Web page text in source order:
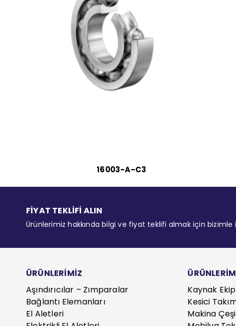
16003-A-C3
FİYAT TEKLİFİ ALIN
Ürünlerimiz hakkında bilgi ve fiyat teklifi almak için
ÜRÜNLERİMİZ
Aşındırıcılar – Zımparalar
Bağlantı Elemanları
El Aletleri
Kaynak
Kesici
Makina